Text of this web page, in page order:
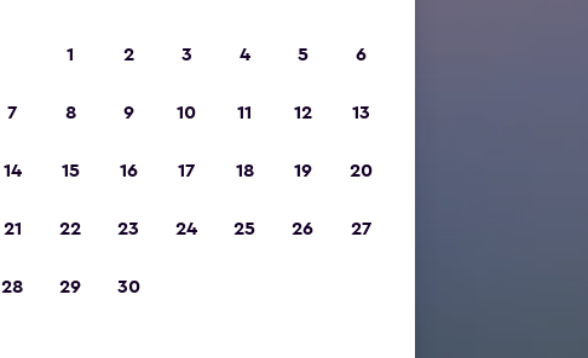
1 2 3 4 5 6
7 8 9 10 11 12 13
14 15 16 17 18 19 20
21 22 23 24 25 26 27
28 29 30